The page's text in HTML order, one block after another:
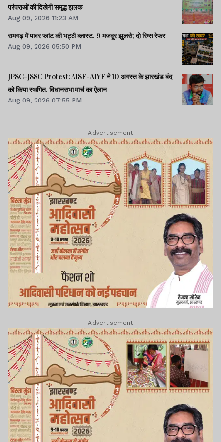
परंपराओं की दिखेगी समृद्ध झलक
Aug 09, 2026 11:23 AM
रामगढ़ में पावर प्लांट की भट्ठी ब्लास्ट, 9 मजदूर झुलसे; दो रिम्स रेफर
Aug 09, 2026 05:50 PM
JPSC-JSSC Protest: AISF-AIYF ने 10 अगस्त के झारखंड बंद
को किया स्थगित, विधानसभा मार्च का ऐलान
Aug 09, 2026 07:55 PM
Advertisement
Advertisement